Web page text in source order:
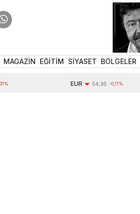
MAGAZİN EĞİTİM SİYASET BÖLGELER
54,95 -0,11%